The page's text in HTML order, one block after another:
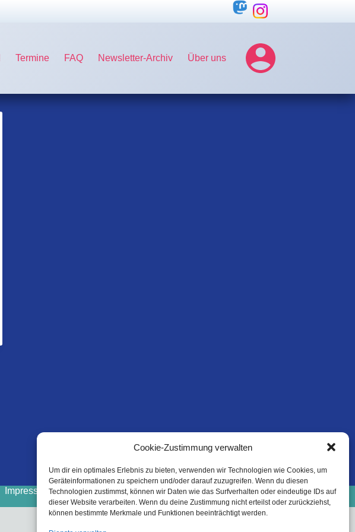
Cookie-Zustimmung verwalten
Um dir ein optimales Erlebnis zu bieten, verwenden wir Technologien wie Cookies, um
Geräteinformationen zu speichern und/oder darauf zuzugreifen. Wenn du diesen
Technologien zustimmst, können wir Daten wie das Surfverhalten oder eindeutige IDs auf
dieser Website verarbeiten. Wenn du deine Zustimmung nicht erteilst oder zurückziehst,
können bestimmte Merkmale und Funktionen beeinträchtigt werden.
Termine FAQ Newsletter-Archiv Über uns
Impressum Cookie-Richtlinie (EU)
Datenschutzinformation
Haftungsausschluss